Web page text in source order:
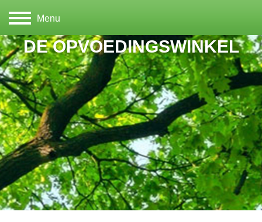
Menu
DE OPVOEDINGSWINKEL